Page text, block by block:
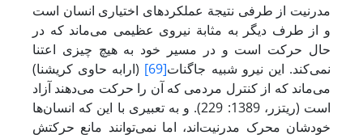
مدرنیت از طرفی نتیجة عملکردهای اختیاری انسان است
و از طرف دیگر به مثابة نیروی عظیمی می‌ماند که در
حال حرکت است و در مسیر خود به هیچ چیزی اعتنا
نمی‌کند. این نیرو شبیه جاگنات[69]
(ارابه حاوی کریشنا)
می‌ماند که از کنترل مردمی که آن را حرکت می‌دهند آزاد
است (ریتزر، 1389: 229). و به تعبیری با این که انسان‌ها
خودشان محرک مدرنیت‌اند، اما نمی‌توانند مانع حرکتش